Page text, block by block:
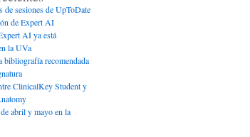
de sesiones de UpToDate
de Expert AI
AI ya está
la UVa
bibliografía recomendada
ClinicalKey Student y
abril y mayo en la